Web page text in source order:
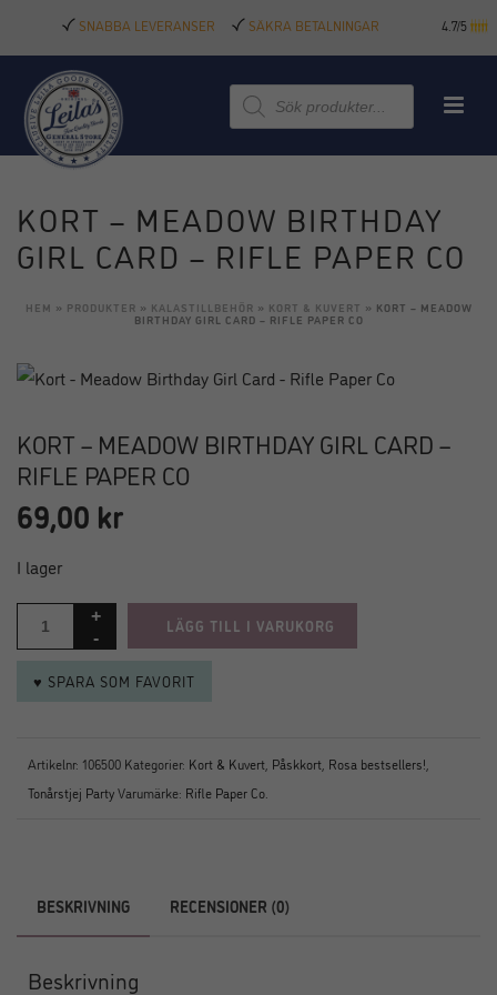
SNABBA LEVERANSER SÄKRA BETALNINGAR 4.7/5
Produktsökning
KORT – MEADOW BIRTHDAY
GIRL CARD – RIFLE PAPER CO
HEM » PRODUKTER » KALASTILLBEHÖR » KORT & KUVERT » KORT – MEADOW
BIRTHDAY GIRL CARD – RIFLE PAPER CO
KORT – MEADOW BIRTHDAY GIRL CARD –
RIFLE PAPER CO
69,00 kr
I lager
LÄGG TILL I VARUKORG
♥ SPARA SOM FAVORIT
Artikelnr: 106500 Kategorier: Kort & Kuvert Påskkort Rosa bestsellers!
Tonårstjej PartyVarumärke: Rifle Paper Co.
BESKRIVNING RECENSIONER (0)
Beskrivning